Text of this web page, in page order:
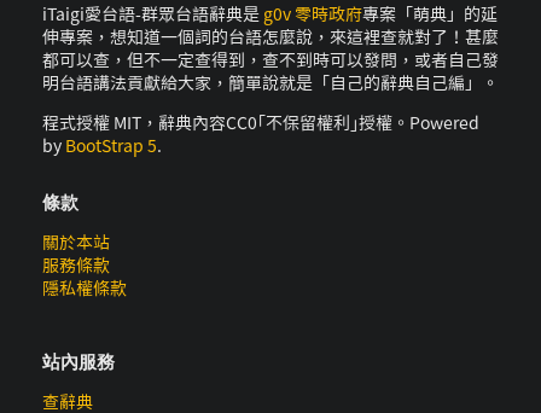
iTaigi愛台語-群眾台語辭典是 g0v 零時政府專案「萌典」的延
伸專案，想知道一個詞的台語怎麼說，來這裡查就對了！甚麼
都可以查，但不一定查得到，查不到時可以發問，或者自己發
明台語講法貢獻給大家，簡單說就是「自己的辭典自己編」。
程式授權 MIT，辭典內容CC0｢不保留權利｣授權。Powered
by BootStrap 5.
條款
關於本站
服務條款
隱私權條款
站內服務
查辭典